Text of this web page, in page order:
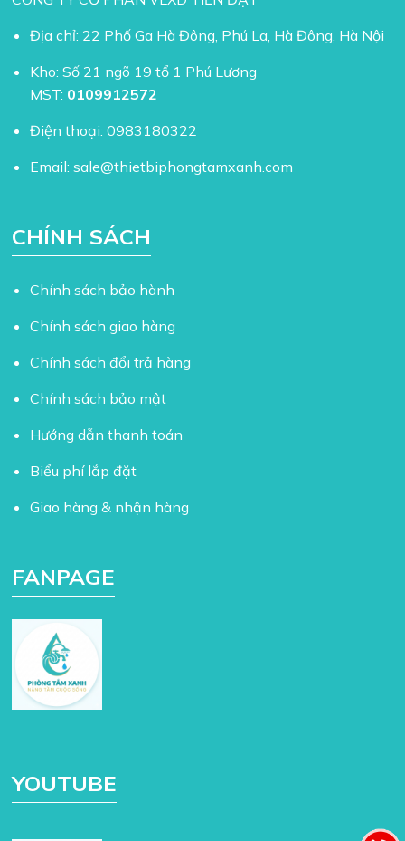
Địa chỉ: 22 Phố Ga Hà Đông, Phú La, Hà Đông, Hà Nội
Kho: Số 21 ngõ 19 tổ 1 Phú Lương
MST: 0109912572
Điện thoại:0983180322
Email:sale@thietbiphongtamxanh.com
CHÍNH SÁCH
Chính sách bảo hành
Chính sách giao hàng
Chính sách đổi trả hàng
Chính sách bảo mật
Hướng dẫn thanh toán
Biểu phí lắp đặt
Giao hàng & nhận hàng
FANPAGE
YOUTUBE